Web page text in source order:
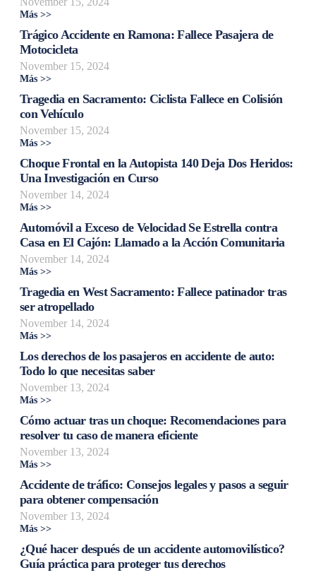
Más >>
Trágico Accidente en Ramona: Fallece Pasajera de
Motocicleta
November 15, 2024
Más >>
Tragedia en Sacramento: Ciclista Fallece en Colisión
con Vehículo
November 15, 2024
Más >>
Choque Frontal en la Autopista 140 Deja Dos Heridos:
Una Investigación en Curso
November 14, 2024
Más >>
Automóvil a Exceso de Velocidad Se Estrella contra
Casa en El Cajón: Llamado a la Acción Comunitaria
November 14, 2024
Más >>
Tragedia en West Sacramento: Fallece patinador tras
ser atropellado
November 14, 2024
Más >>
Los derechos de los pasajeros en accidente de auto:
Todo lo que necesitas saber
November 13, 2024
Más >>
Cómo actuar tras un choque: Recomendaciones para
resolver tu caso de manera eficiente
November 13, 2024
Más >>
Accidente de tráfico: Consejos legales y pasos a seguir
para obtener compensación
November 13, 2024
Más >>
¿Qué hacer después de un accidente automovilístico?
Guía práctica para proteger tus derechos